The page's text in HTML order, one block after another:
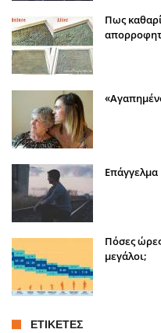
Πως
Πόσες
μεγάλοι;
ΕΤΙΚΈΤΕΣ